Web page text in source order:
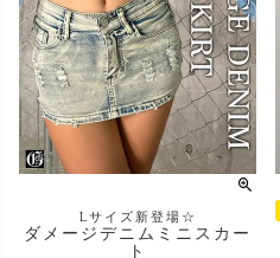
Lサイズ新登場☆
ダメージデニムミニスカー
ト